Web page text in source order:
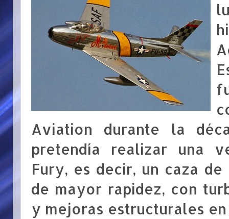
Aviation durante la
pretendía realizar una
Fury, es decir, un caza
de mayor rapidez, con
y mejoras estructurales